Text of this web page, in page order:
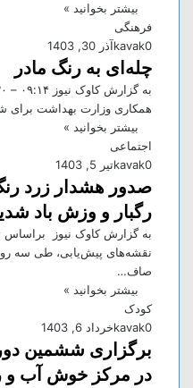
بیشتر بخوانید »
فرهنگی
kavakآذر 30, 1403 0
چله‌ای به رنگ مادر
همکاری وزارت بهداشت برای
بیشتر بخوانید »
اجتماعی
kavakتیر 5, 1403 0
صدور هشدار زرد
رگبار و وزش باد
به گزارش کاوک نیوز براساس
نقشه‌های پیش‌یابی، طی سه
صاف…
بیشتر بخوانید »
کودک
kavakخرداد 6, 1403 0
برگزاری ششمین
در مرکز خوش آب و